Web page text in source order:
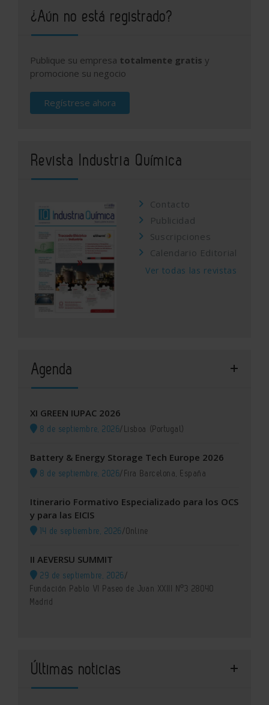
¿Aún no está registrado?
Publique su empresa totalmente gratis y
promocione su negocio
Regístrese ahora
Revista Industria Química
Contacto
Publicidad
Suscripciones
Calendario Editorial
Ver todas las revistas
Agenda
XI GREEN IUPAC 2026
8 de septiembre, 2026/Lisboa (Portugal)
Battery & Energy Storage Tech Europe 2026
8 de septiembre, 2026/Fira Barcelona, España
Itinerario Formativo Especializado para los OCS
y para las EICIS
14 de septiembre, 2026/Online
II AEVERSU SUMMIT
29 de septiembre, 2026/
Fundación Pablo VI Paseo de Juan XXIII Nº3 28040
Madrid
Últimas noticias